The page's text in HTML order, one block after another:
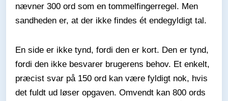
nævner 300 ord som en tommelfingerregel. Men
sandheden er, at der ikke findes ét endegyldigt tal.
En side er ikke tynd, fordi den er kort. Den er tynd,
fordi den ikke besvarer brugerens behov. Et enkelt,
præcist svar på 150 ord kan være fyldigt nok, hvis
det fuldt ud løser opgaven. Omvendt kan 800 ords